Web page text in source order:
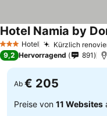
3 SterneHotel Kürzlich
Hotel Namia by
9,2 Hervorragend 891
Ab € 205
Preise von 11 Websites